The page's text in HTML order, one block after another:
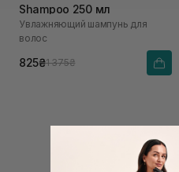
Shampoo 250 мл
Увлажняющий шампунь для
волос
825₴1 375₴